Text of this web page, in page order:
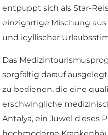
entpuppt sich als Star-
einzigartige Mischung
und idyllischer
Das
sorgfältig darauf
zu bedienen, die eine
erschwingliche
Antalya, ein Juwel dieses